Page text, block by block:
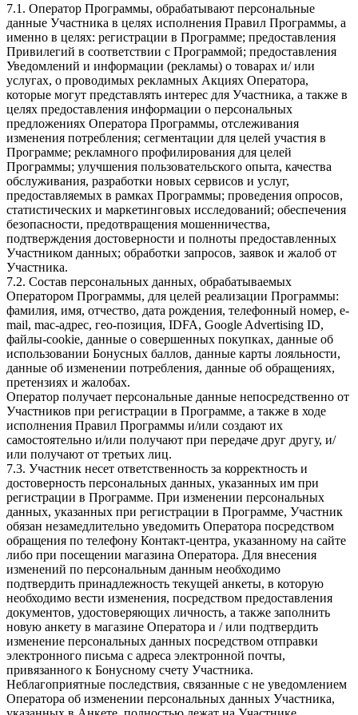
7.1. Оператор Программы, обрабатывают персональные
данные Участника в целях исполнения Правил Программы, а
именно в целях: регистрации в Программе; предоставления
Привилегий в соответствии с Программой; предоставления
Уведомлений и информации (рекламы) о товарах и/ или
услугах, о проводимых рекламных Акциях Оператора,
которые могут представлять интерес для Участника, а также в
целях предоставления информации о персональных
предложениях Оператора Программы, отслеживания
изменения потребления; сегментации для целей участия в
Программе; рекламного профилирования для целей
Программы; улучшения пользовательского опыта, качества
обслуживания, разработки новых сервисов и услуг,
предоставляемых в рамках Программы; проведения опросов,
статистических и маркетинговых исследований; обеспечения
безопасности, предотвращения мошенничества,
подтверждения достоверности и полноты предоставленных
Участником данных; обработки запросов, заявок и жалоб от
Участника.
7.2. Состав персональных данных, обрабатываемых
Оператором Программы, для целей реализации Программы:
фамилия, имя, отчество, дата рождения, телефонный номер, e-
mail, mac-адрес, гео-позиция, IDFA, Google Advertising ID,
файлы-cookie, данные о совершенных покупках, данные об
использовании Бонусных баллов, данные карты лояльности,
данные об изменении потребления, данные об обращениях,
претензиях и жалобах.
Оператор получает персональные данные непосредственно от
Участников при регистрации в Программе, а также в ходе
исполнения Правил Программы и/или создают их
самостоятельно и/или получают при передаче друг другу, и/
или получают от третьих лиц.
7.3. Участник несет ответственность за корректность и
достоверность персональных данных, указанных им при
регистрации в Программе. При изменении персональных
данных, указанных при регистрации в Программе, Участник
обязан незамедлительно уведомить Оператора посредством
обращения по телефону Контакт-центра, указанному на сайте
либо при посещении магазина Оператора. Для внесения
изменений по персональным данным необходимо
подтвердить принадлежность текущей анкеты, в которую
необходимо вести изменения, посредством предоставления
документов, удостоверяющих личность, а также заполнить
новую анкету в магазине Оператора и / или подтвердить
изменение персональных данных посредством отправки
электронного письма с адреса электронной почты,
привязанного к Бонусному счету Участника.
Неблагоприятные последствия, связанные с не уведомлением
Оператора об изменении персональных данных Участника,